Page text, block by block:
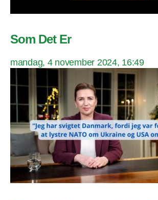
Som Det Er
mandag, 4 november 2024, 16:49